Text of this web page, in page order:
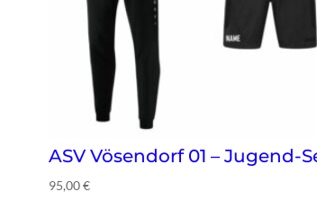
ASV Vösendorf 01 – Jugend-
95,00 €